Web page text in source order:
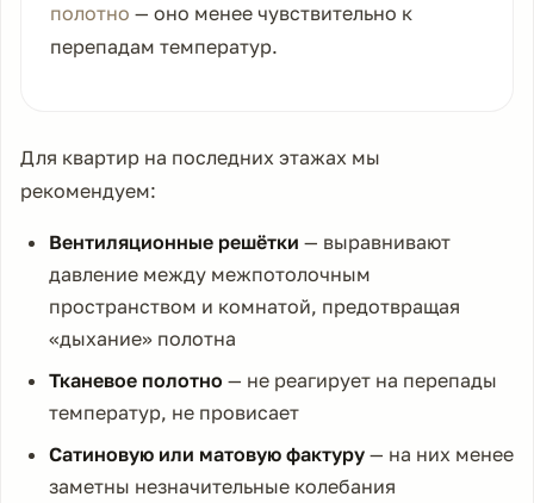
полотно — оно менее чувствительно к
перепадам температур.
Для квартир на последних этажах мы
рекомендуем:
Вентиляционные решётки — выравнивают
давление между межпотолочным
пространством и комнатой, предотвращая
«дыхание» полотна
Тканевое полотно — не реагирует на перепады
температур, не провисает
Сатиновую или матовую фактуру — на них менее
заметны незначительные колебания